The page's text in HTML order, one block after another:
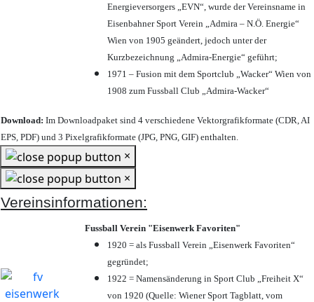
Energieversorgers „EVN“, wurde der Vereinsname in
Eisenbahner Sport Verein „Admira – N.Ö. Energie“
Wien von 1905 geändert, jedoch unter der
Kurzbezeichnung „Admira-Energie“ geführt;
1971 – Fusion mit dem Sportclub „Wacker“ Wien von
1908 zum Fussball Club „Admira-Wacker“
Download: Im Downloadpaket sind 4 verschiedene Vektorgrafikformate (CDR, AI
EPS, PDF) und 3 Pixelgrafikformate (JPG, PNG, GIF) enthalten.
×
×
Vereinsinformationen:
Fussball Verein "Eisenwerk Favoriten"
1920 = als Fussball Verein „Eisenwerk Favoriten“
gegründet;
1922 = Namensänderung in Sport Club „Freiheit X“
von 1920 (Quelle: Wiener Sport Tagblatt, vom